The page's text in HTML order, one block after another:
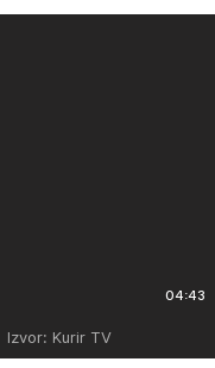
04:43
Izvor: Kurir TV